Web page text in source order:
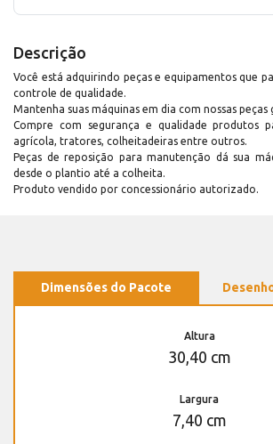
Descrição
Você está adquirindo peças e equipamentos que
controle de qualidade.
Mantenha suas máquinas em dia com nossas peças
Compre com segurança e qualidade produtos
agrícola, tratores, colheitadeiras entre outros.
Peças de reposição para manutenção dá sua
desde o plantio até a colheita.
Produto vendido por concessionário autorizado.
Dimensões do Pacote
Altura
30,40 cm
Largura
7,40 cm